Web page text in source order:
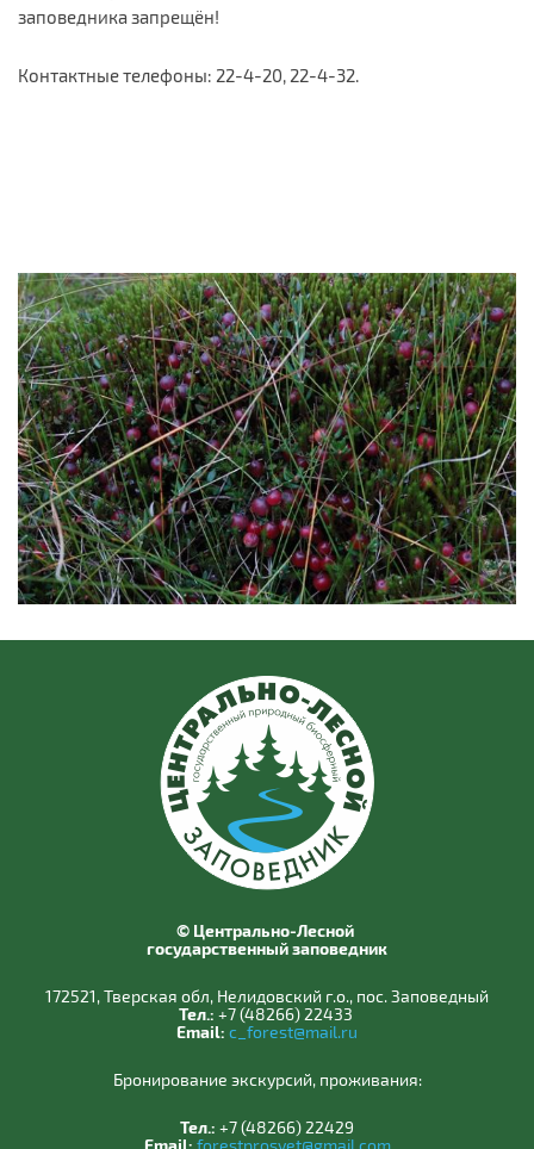
заповедника запрещён!
Контактные телефоны: 22-4-20, 22-4-32.
© Центрально-Лесной
государственный заповедник
172521, Тверская обл, Нелидовский г.о., пос. Заповедный
Тел.: +7 (48266) 22433
Email: c_forest@mail.ru
Бронирование экскурсий, проживания:
Тел.: +7 (48266) 22429
Email: forestprosvet@gmail.com